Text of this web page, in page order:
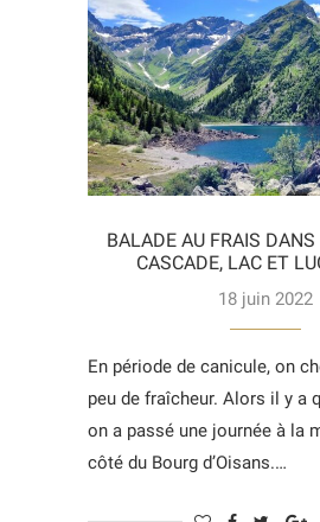
BALADE AU FRAIS
CASCADE, LAC ET
18 juin 2022
En période de canicule, on
peu de fraîcheur. Alors il y a
on a passé une journée à la
côté du Bourg d’Oisans.…